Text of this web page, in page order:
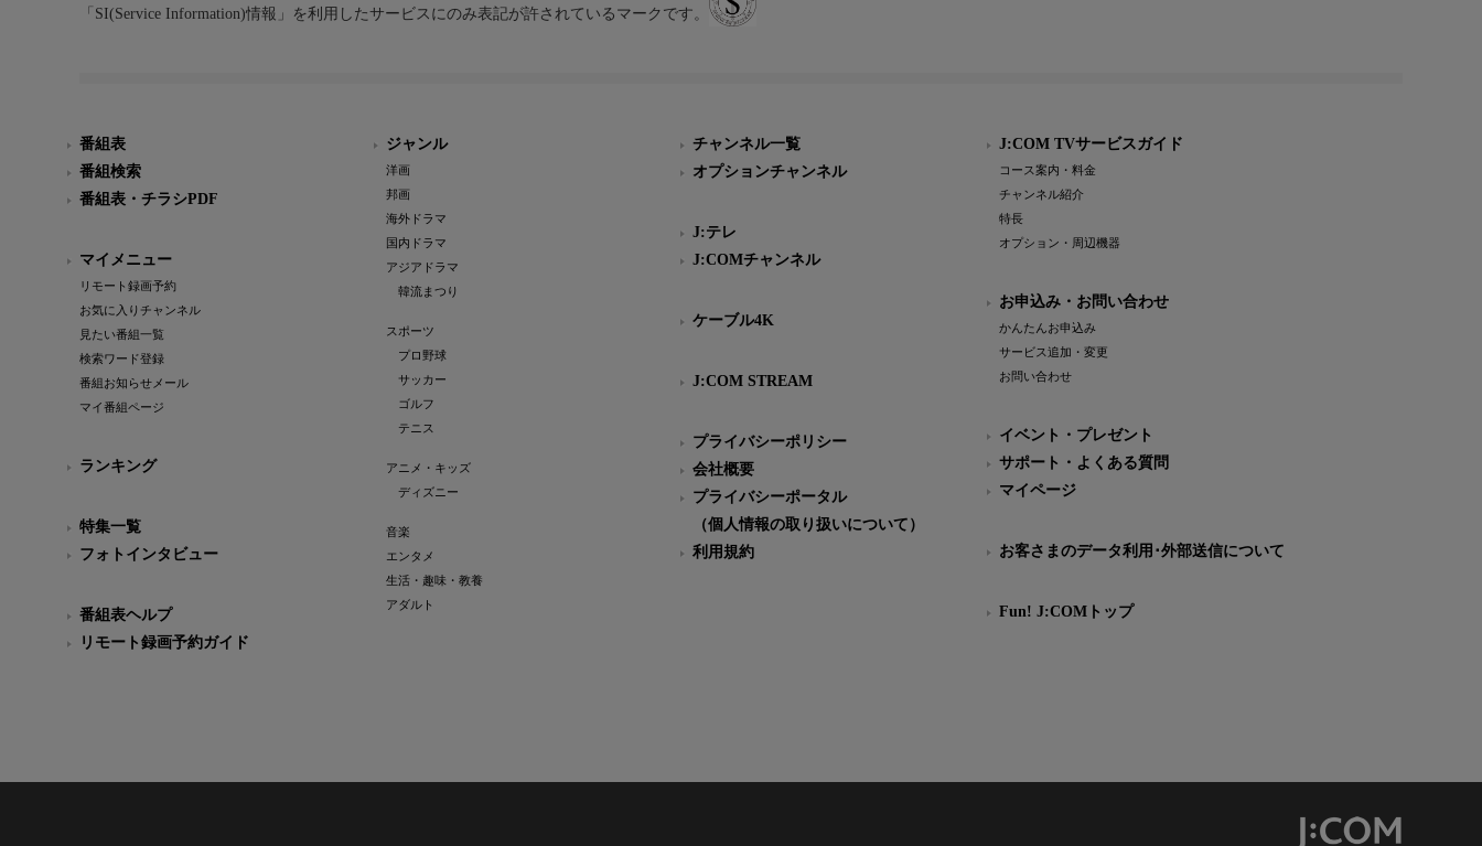
「SI(Service Information)情報」を利用したサービスにのみ表記が許されているマークです。
番組表
番組検索
番組表・チラシPDF
マイメニュー
リモート録画予約
お気に入りチャンネル
見たい番組一覧
検索ワード登録
番組お知らせメール
マイ番組ページ
ランキング
特集一覧
フォトインタビュー
番組表ヘルプ
リモート録画予約ガイド
ジャンル
洋画
邦画
海外ドラマ
国内ドラマ
アジアドラマ
韓流まつり
スポーツ
プロ野球
サッカー
ゴルフ
テニス
アニメ・キッズ
ディズニー
音楽
エンタメ
生活・趣味・教養
アダルト
チャンネル一覧
オプションチャンネル
J:テレ
J:COMチャンネル
ケーブル4K
J:COM STREAM
プライバシーポリシー
会社概要
プライバシーポータル
（個人情報の取り扱いについて）
利用規約
J:COM TVサービスガイド
コース案内・料金
チャンネル紹介
特長
オプション・周辺機器
お申込み・お問い合わせ
かんたんお申込み
サービス追加・変更
お問い合わせ
イベント・プレゼント
サポート・よくある質問
マイページ
お客さまのデータ利用･外部送信について
Fun! J:COMトップ